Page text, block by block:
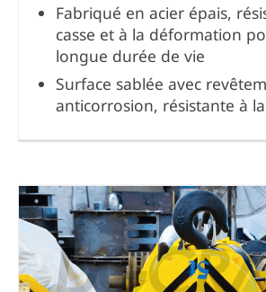
Fabriqué en acier épais,
casse et à la déformation
longue durée de vie
Surface sablée avec
anticorrosion, résistante à